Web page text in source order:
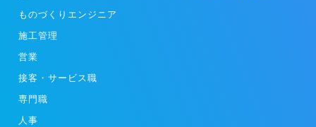
ものづくりエンジニア
施工管理
営業
接客・サービス職
専門職
人事